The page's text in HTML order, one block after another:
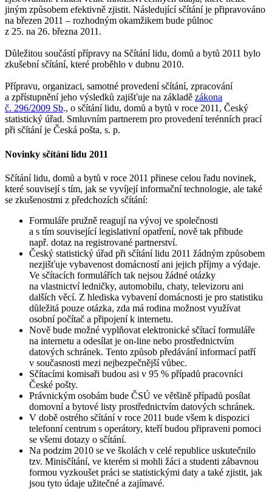
jiným způsobem efektivně zjistit. Následující sčítání je připravováno
na březen 2011 – rozhodným okamžikem bude půlnoc
z 25. na 26. března 2011.
Důležitou součástí přípravy na Sčítání lidu, domů a bytů 2011 bylo
zkušební sčítání, které proběhlo v dubnu 2010.
Přípravu, organizaci, samotné provedení sčítání, zpracování
a zpřístupnění jeho výsledků zajišťuje na základě zákona
č. 296/2009 Sb., o sčítání lidu, domů a bytů v roce 2011, Český
statistický úřad. Smluvním partnerem pro provedení terénních prací
při sčítání je Česká pošta, s. p.
Novinky sčítání lidu 2011
Sčítání lidu, domů a bytů v roce 2011 přinese celou řadu novinek,
které souvisejí s tím, jak se vyvíjejí informační technologie, ale také
se zkušenostmi z předchozích sčítání:
Formuláře pružně reagují na vývoj ve společnosti
a s tím související legislativní opatření, nově tak přibude
např. dotaz na registrované partnerství.
Český statistický úřad při sčítání lidu 2011 žádným způsobem
nezjišťuje vybavenost domácností ani jejich příjmy a výdaje.
Ve sčítacích formulářích tak nejsou žádné otázky
na vlastnictví ledničky, automobilu, chaty, televizoru ani
dalších věcí. Z hlediska vybavení domácnosti je pro statistiku
důležitá pouze otázka, zda má rodina možnost využívat
osobní počítač a připojení k internetu.
Nově bude možné vyplňovat elektronické sčítací formuláře
na internetu a odesílat je on-line nebo prostřednictvím
datových schránek. Tento způsob předávání informací patří
v současnosti mezi nejbezpečnější vůbec.
Sčítacími komisaři budou asi v 95 % případů pracovníci
České pošty.
Právnickým osobám bude ČSÚ ve většině případů posílat
domovní a bytové listy prostřednictvím datových schránek.
V době ostrého sčítání v roce 2011 bude všem k dispozici
telefonní centrum s operátory, kteří budou připraveni pomoci
se všemi dotazy o sčítání.
Na podzim 2010 se ve školách v celé republice uskutečnilo
tzv. Minisčítání, ve kterém si mohli žáci a studenti zábavnou
formou vyzkoušet práci se statistickými daty a také zjistit, jak
jsou tyto údaje užitečné a zajímavé.